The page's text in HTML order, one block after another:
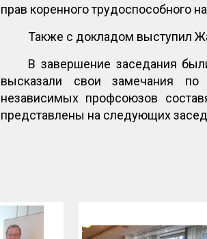
прав коренного трудоспособного
Также с докладом выступил
В завершение заседания
высказали свои замечания
независимых профсоюзов
представлены на следующих